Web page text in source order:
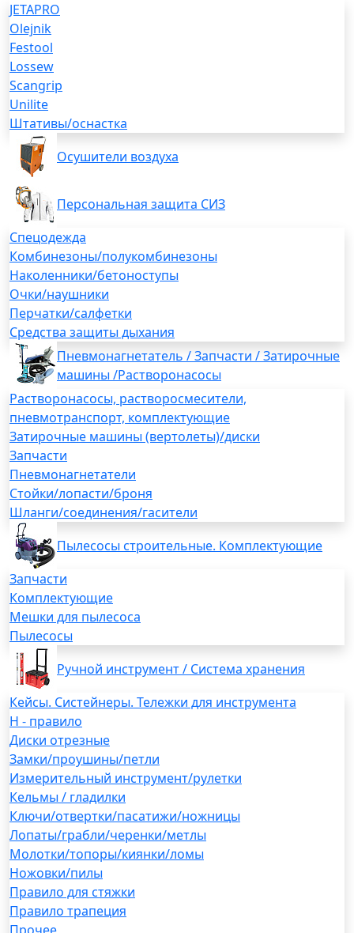
JETAPRO
Olejnik
Festool
Lossew
Scangrip
Unilite
Штативы/оснастка
Осушители воздуха
Персональная защита СИЗ
Спецодежда
Комбинезоны/полукомбинезоны
Наколенники/бетоноступы
Очки/наушники
Перчатки/салфетки
Средства защиты дыхания
Пневмонагнетатель / Запчасти / Затирочные
машины /Растворонасосы
Растворонасосы, растворосмесители,
пневмотранспорт, комплектующие
Затирочные машины (вертолеты)/диски
Запчасти
Пневмонагнетатели
Стойки/лопасти/броня
Шланги/соединения/гасители
Пылесосы строительные. Комплектующие
Запчасти
Комплектующие
Мешки для пылесоса
Пылесосы
Ручной инструмент / Система хранения
Кейсы. Систейнеры. Тележки для инструмента
H - правило
Диски отрезные
Замки/проушины/петли
Измерительный инструмент/рулетки
Кельмы / гладилки
Ключи/отвертки/пасатижи/ножницы
Лопаты/грабли/черенки/метлы
Молотки/топоры/киянки/ломы
Ножовки/пилы
Правило для стяжки
Правило трапеция